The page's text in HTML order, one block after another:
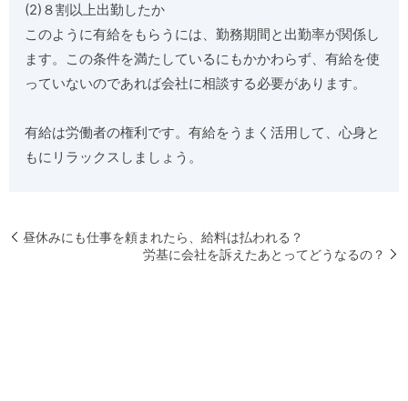
(2)８割以上出勤したか
このように有給をもらうには、勤務期間と出勤率が関係し
ます。この条件を満たしているにもかかわらず、有給を使
っていないのであれば会社に相談する必要があります。
有給は労働者の権利です。有給をうまく活用して、心身と
もにリラックスしましょう。
昼休みにも仕事を頼まれたら、給料は払われる？
労基に会社を訴えたあとってどうなるの？